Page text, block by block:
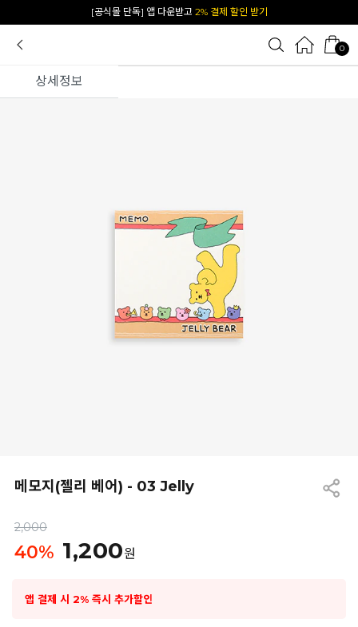
카카오 플친 추가하면1천원 즉시 할인 쿠폰
0
상세정보
메모지(젤리 베어) - 03 Jelly
2,000
40% 1,200원
앱 결제 시 2% 즉시 추가할인